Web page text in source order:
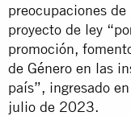
preocupaciones
proyecto de ley
promoción,
de Género en las
país”, ingresado
julio de 2023.